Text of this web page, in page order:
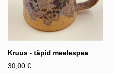
Kruus - täpid meelespea
30,00 €